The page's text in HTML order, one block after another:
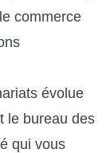
commerce
évolue
le bureau des
qui vous